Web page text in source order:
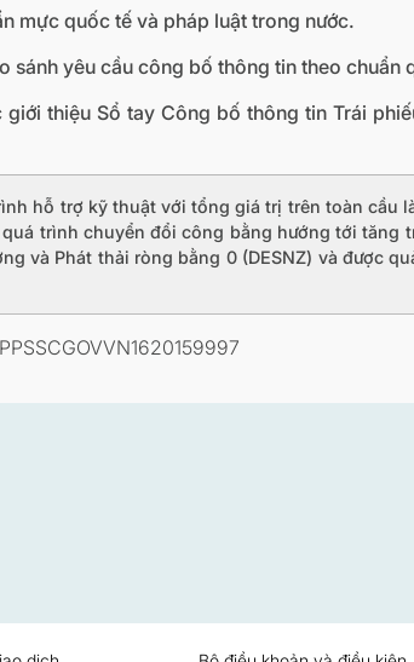
mực quốc tế và pháp luật trong nước.
yêu cầu công bố thông tin theo chuẩn
thiệu Sổ tay Công bố thông tin Trái
hỗ trợ kỹ thuật với tổng giá trị trên toàn cầu
trình chuyển đổi công bằng hướng tới tăng
và Phát thải ròng bằng 0 (DESNZ) và được